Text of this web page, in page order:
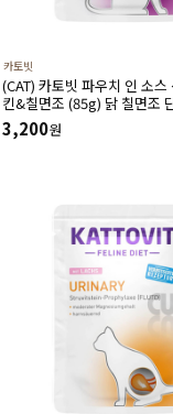
카토빗
(CAT) 카토빗 파우치 인 소스
킨&칠면조 (85g) 닭 칠면조
레르기 소화에 도움
3,200원